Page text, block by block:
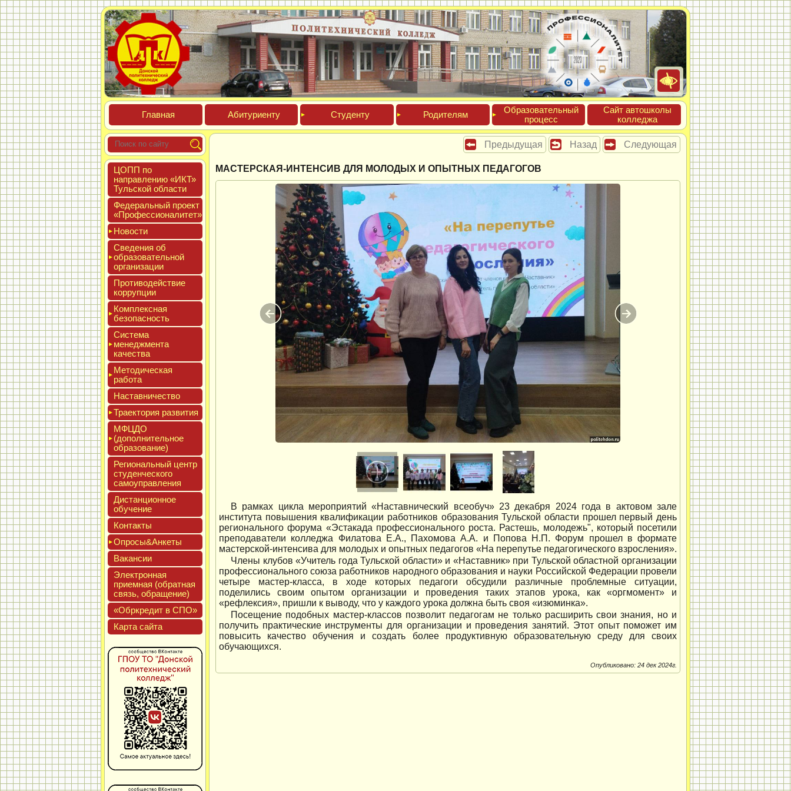
Глав­ная Аби­тури­ен­ту Сту­ден­ту Роди­телям
Обра­зова­тель­ный
про­цесс
Сайт ав­тошко­лы
кол­леджа
ЦОПП по
нап­равле­нию «ИКТ»
Туль­ской об­ласти
Феде­раль­ный про­ект
«Про­фес­си­она­литет»
Новос­ти
Све­дения об
об­ра­зова­тель­ной
ор­га­низа­ции
Про­тиво­дей­ствие
кор­рупции
Ком­плексная
бе­зопас­ность
Сис­те­ма
ме­нед­жмен­та
ка­чес­тва
Мето­дичес­кая
ра­бота
Нас­тавни­чес­тво
Тра­ек­то­рия раз­ви­тия
МФЦДО
(до­пол­ни­тель­ное
об­ра­зова­ние)
Реги­ональ­ный центр
сту­ден­ческо­го
са­мо­уп­равле­ния
Дис­танци­он­ное
обу­чение
Кон­такты
Опро­сы&Анке­ты
Вакан­сии
Элек­трон­ная
при­ем­ная (об­ратная
связь, об­ра­щение)
«Обркре­дит в СПО»
Кар­та сай­та
Предыдущая Назад Следующая
МАСТЕРСКАЯ-ИНТЕНСИВ ДЛЯ МОЛОДЫХ И ОПЫТНЫХ ПЕДАГОГОВ
В рамках цикла мероприятий «Наставнический всеобуч» 23 декабря 2024 года в актовом зале
института повышения квалификации работников образования Тульской области прошел первый день
регионального форума «Эстакада профессионального роста. Растешь, молодежь", который посетили
преподаватели колледжа Филатова Е.А., Пахомова А.А. и Попова Н.П. Форум прошел в формате
мастерской-интенсива для молодых и опытных педагогов «На перепутье педагогического взросления».
Члены клубов «Учитель года Тульской области» и «Наставник» при Тульской областной организации
профессионального союза работников народного образования и науки Российской Федерации провели
четыре мастер-класса, в ходе которых педагоги обсудили различные проблемные ситуации,
поделились своим опытом организации и проведения таких этапов урока, как «оргмомент» и
«рефлексия», пришли к выводу, что у каждого урока должна быть своя «изюминка».
Посещение подобных мастер-классов позволит педагогам не только расширить свои знания, но и
получить практические инструменты для организации и проведения занятий. Этот опыт поможет им
повысить качество обучения и создать более продуктивную образовательную среду для своих
обучающихся.
Опубликовано: 24 дек 2024г.